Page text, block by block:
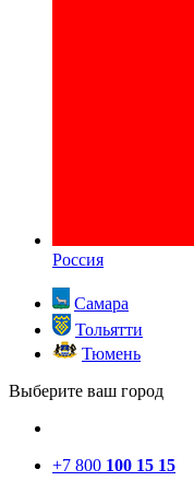
Россия
Самара
Тольятти
Тюмень
Выберите ваш город
+7 800 100 15 15